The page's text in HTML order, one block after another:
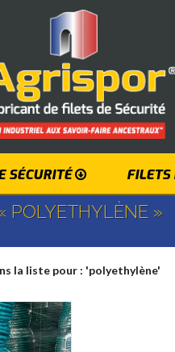
SÉCURITÉ FILETS
POLYETHYLÈNE »
la liste pour : 'polyethylène'